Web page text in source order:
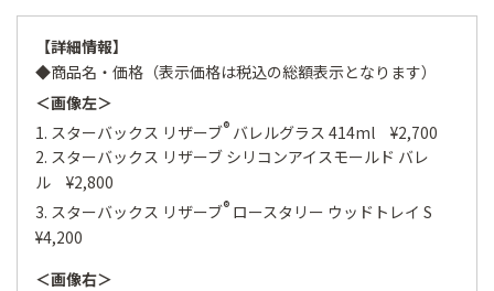
【詳細情報】
◆商品名・価格（表示価格は税込の総額表示となります）
＜画像左＞
1. スターバックス リザーブ® バレルグラス 414ml ¥2,700
2. スターバックス リザーブ シリコンアイスモールド バレ
ル ¥2,800
3. スターバックス リザーブ® ロースタリー ウッドトレイ S
¥4,200
＜画像右＞